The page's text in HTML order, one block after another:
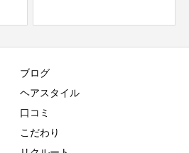
ブログ
ヘアスタイル
口コミ
こだわり